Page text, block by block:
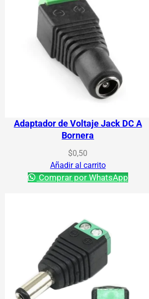
Adaptador de Voltaje Jack DC A
Bornera
$0,50
Añadir al carrito
Comprar por WhatsApp